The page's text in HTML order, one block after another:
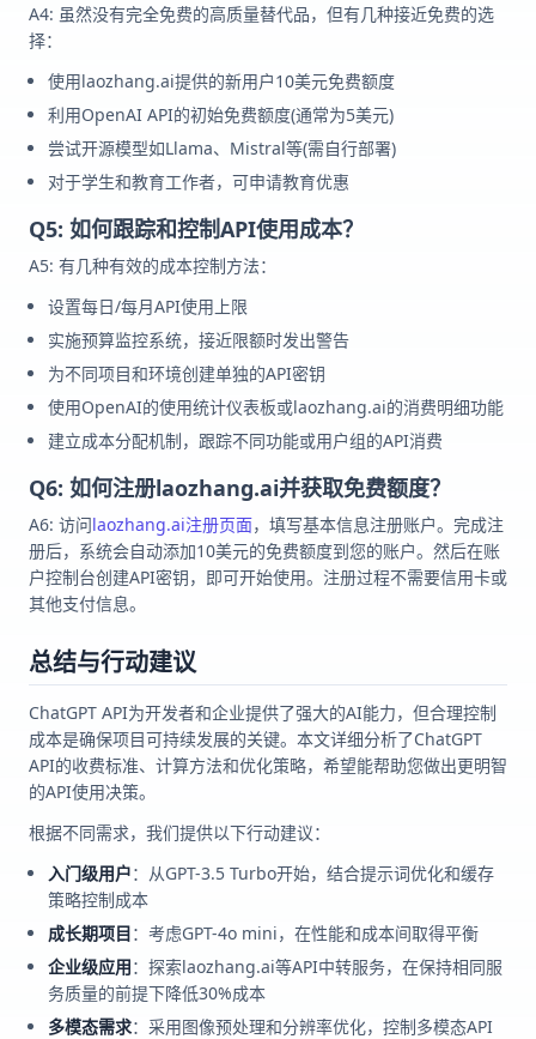
A4: 虽然没有完全免费的高质量替代品，但有几种接近免费的选
择：
使用laozhang.ai提供的新用户10美元免费额度
利用OpenAI API的初始免费额度(通常为5美元)
尝试开源模型如Llama、Mistral等(需自行部署)
对于学生和教育工作者，可申请教育优惠
Q5: 如何跟踪和控制API使用成本？
A5: 有几种有效的成本控制方法：
设置每日/每月API使用上限
实施预算监控系统，接近限额时发出警告
为不同项目和环境创建单独的API密钥
使用OpenAI的使用统计仪表板或laozhang.ai的消费明细功能
建立成本分配机制，跟踪不同功能或用户组的API消费
Q6: 如何注册laozhang.ai并获取免费额度？
A6: 访问laozhang.ai注册页面，填写基本信息注册账户。完成注
册后，系统会自动添加10美元的免费额度到您的账户。然后在账
户控制台创建API密钥，即可开始使用。注册过程不需要信用卡或
其他支付信息。
总结与行动建议
ChatGPT API为开发者和企业提供了强大的AI能力，但合理控制
成本是确保项目可持续发展的关键。本文详细分析了ChatGPT
API的收费标准、计算方法和优化策略，希望能帮助您做出更明智
的API使用决策。
根据不同需求，我们提供以下行动建议：
入门级用户：从GPT-3.5 Turbo开始，结合提示词优化和缓存
策略控制成本
成长期项目：考虑GPT-4o mini，在性能和成本间取得平衡
企业级应用：探索laozhang.ai等API中转服务，在保持相同服
务质量的前提下降低30%成本
多模态需求：采用图像预处理和分辨率优化，控制多模态API